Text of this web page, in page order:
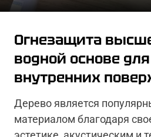
Огнезащита
водной основе
внутренних
Дерево является
материалом благодаря